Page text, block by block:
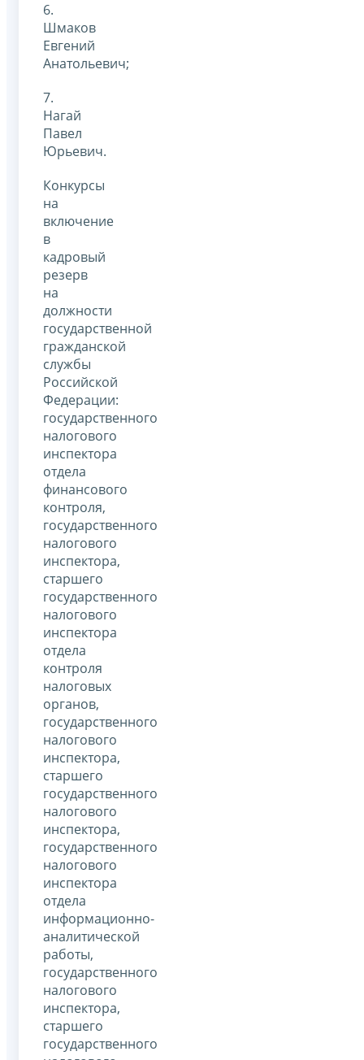
6.
Шмаков
Евгений
Анатольевич;
7.
Нагай
Павел
Юрьевич.
Конкурсы
на
включение
в
кадровый
резерв
на
должности
государственной
гражданской
службы
Российской
Федерации:
государственного
налогового
инспектора
отдела
финансового
контроля,
государственного
налогового
инспектора,
старшего
государственного
налогового
инспектора
отдела
контроля
налоговых
органов,
государственного
налогового
инспектора,
старшего
государственного
налогового
инспектора,
государственного
налогового
инспектора
отдела
информационно-
аналитической
работы,
государственного
налогового
инспектора,
старшего
государственного